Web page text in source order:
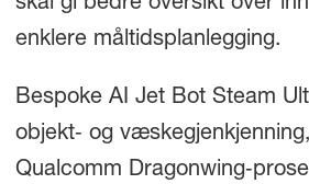
skal gi bedre oversikt over
enklere måltidsplanlegging.
Bespoke AI Jet Bot Steam
objekt‑ og
Qualcomm